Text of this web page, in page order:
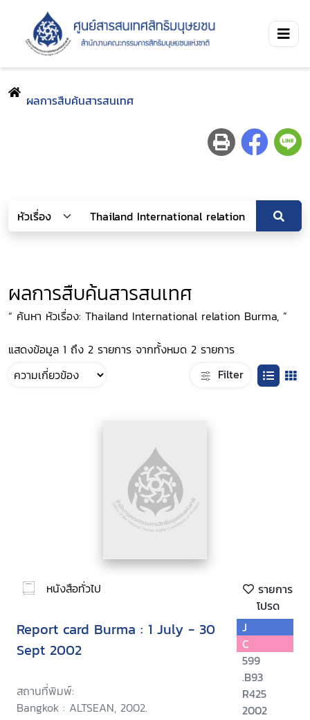
ผลการสืบค้นสารสนเทศ
ผลการสืบค้นสารสนเทศ
“ ค้นหา หัวเรื่อง: Thailand International relation Burma, ”
แสดงข้อมูล 1 ถึง 2 รายการ จากทั้งหมด 2 รายการ
Filter
หนังสือทั่วไป
รายการ
โปรด
Report card Burma : 1 July - 30
Sept 2002
สถานที่พิมพ์:
Bangkok : ALTSEAN, 2002.
J
C
599
.B93
R425
2002